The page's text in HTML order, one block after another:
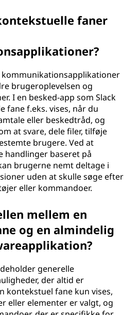
faner
brugeroplevelsen og
I en besked-app som Slack
fane f.eks. vises, når du
eller beskedtråd, og
at svare, dele filer, tilføje
brugere. Ved at
handlinger baseret på
brugerne nemt deltage i
uden at skulle søge efter
eller kommandoer.
mellem en
og en almindelig
generelle
der altid er
kontekstuel fane kun vises,
eller elementer er valgt, og